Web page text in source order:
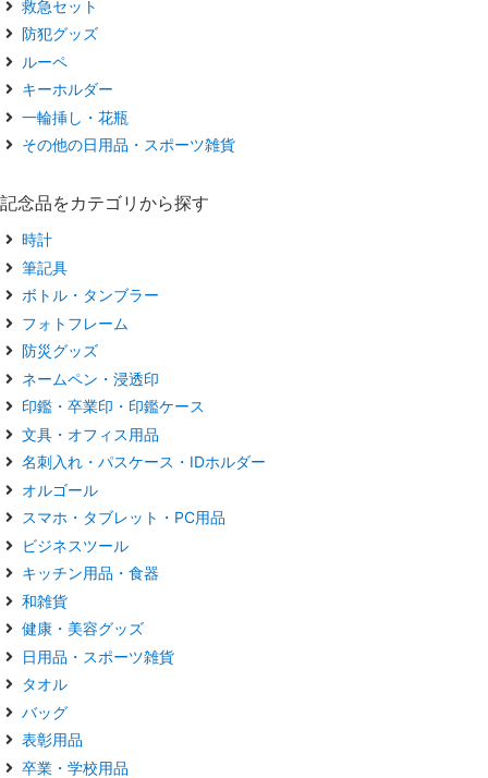
救急セット
防犯グッズ
ルーペ
キーホルダー
一輪挿し・花瓶
その他の日用品・スポーツ雑貨
記念品をカテゴリから探す
時計
筆記具
ボトル・タンブラー
フォトフレーム
防災グッズ
ネームペン・浸透印
印鑑・卒業印・印鑑ケース
文具・オフィス用品
名刺入れ・パスケース・IDホルダー
オルゴール
スマホ・タブレット・PC用品
ビジネスツール
キッチン用品・食器
和雑貨
健康・美容グッズ
日用品・スポーツ雑貨
タオル
バッグ
表彰用品
卒業・学校用品